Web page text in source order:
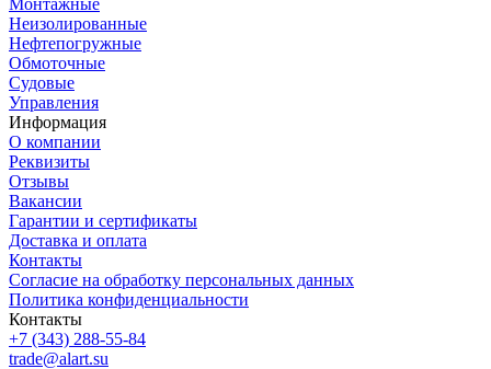
Неизолированные
Нефтепогружные
Обмоточные
Судовые
Управления
Информация
О компании
Реквизиты
Отзывы
Вакансии
Гарантии и сертификаты
Доставка и оплата
Контакты
Согласие на обработку персональных данных
Политика конфиденциальности
Контакты
+7 (343) 288-55-84
trade@alart.su